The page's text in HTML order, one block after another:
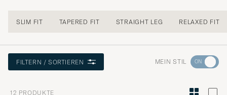
SLIM FIT TAPERED FIT STRAIGHT LEG RELAXED FIT
FILTERN / SORTIEREN MEIN STIL Wechseln
zur
12 PRODUKTE